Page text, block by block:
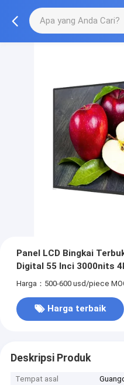
Panel LCD Bingkai
Digital 55 Inci 3000nits
Harga：500-600 usd/piece
Harga terbaik
Deskripsi Produk
Tempat asal